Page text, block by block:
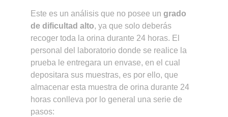
Este es un análisis que no posee un grado
de dificultad alto, ya que solo deberás
recoger toda la orina durante 24 horas. El
personal del laboratorio donde se realice la
prueba le entregara un envase, en el cual
depositara sus muestras, es por ello, que
almacenar esta muestra de orina durante 24
horas conlleva por lo general una serie de
pasos: